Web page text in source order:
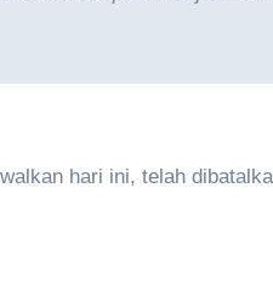
hari ini, telah